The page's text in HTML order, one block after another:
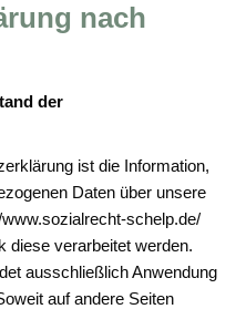
nach
der
ist die Information,
Daten über unsere
schelp.de/
diese verarbeitet werden.
ausschließlich Anwendung
auf andere Seiten